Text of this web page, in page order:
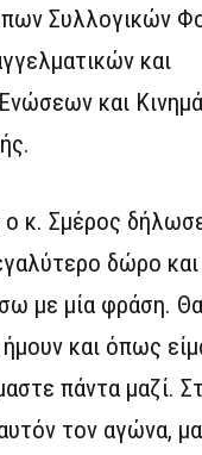
Συλλογικών
και
και
ο κ. Σμέρος
δώρο
με μία φράση. Θα
και όπως
πάντα μαζί.
τον αγώνα,